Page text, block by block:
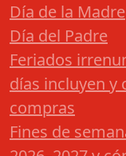
Día de la Madre
Día del Padre
Feriados
días incluyen y
compras
Fines de